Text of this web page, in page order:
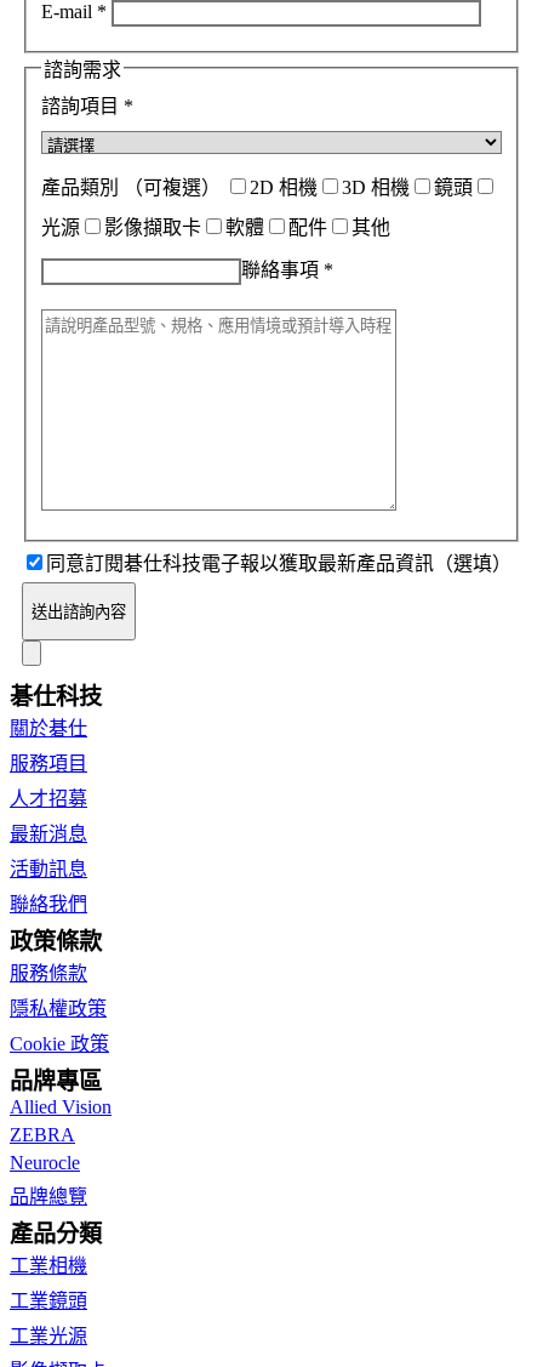
E-mail *
諮詢需求
諮詢項目 *
產品類別 （可複選） 2D 相機 3D 相機
鏡頭
光源
影像擷取卡 軟體 配件 其他
聯絡事項 *
同意訂閱碁仕科技電子報以獲取最新產品資訊（選填）
送出諮詢內容
碁仕科技
關於碁仕
服務項目
人才招募
最新消息
活動訊息
聯絡我們
政策條款
服務條款
隱私權政策
Cookie 政策
品牌專區
Allied Vision
ZEBRA
Neurocle
品牌總覽
產品分類
工業相機
工業鏡頭
工業光源